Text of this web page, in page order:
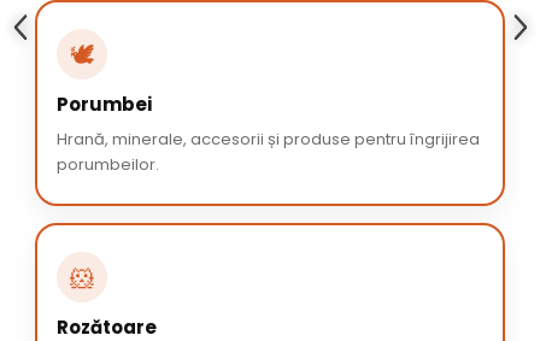
🕊️
Porumbei
Hrană, minerale, accesorii și produse pentru îngrijirea
porumbeilor.
🐹
Rozătoare